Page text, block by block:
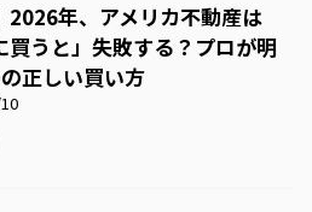
2026年、アメリカ不動産は
買うと」失敗する？プロが明
正しい買い方